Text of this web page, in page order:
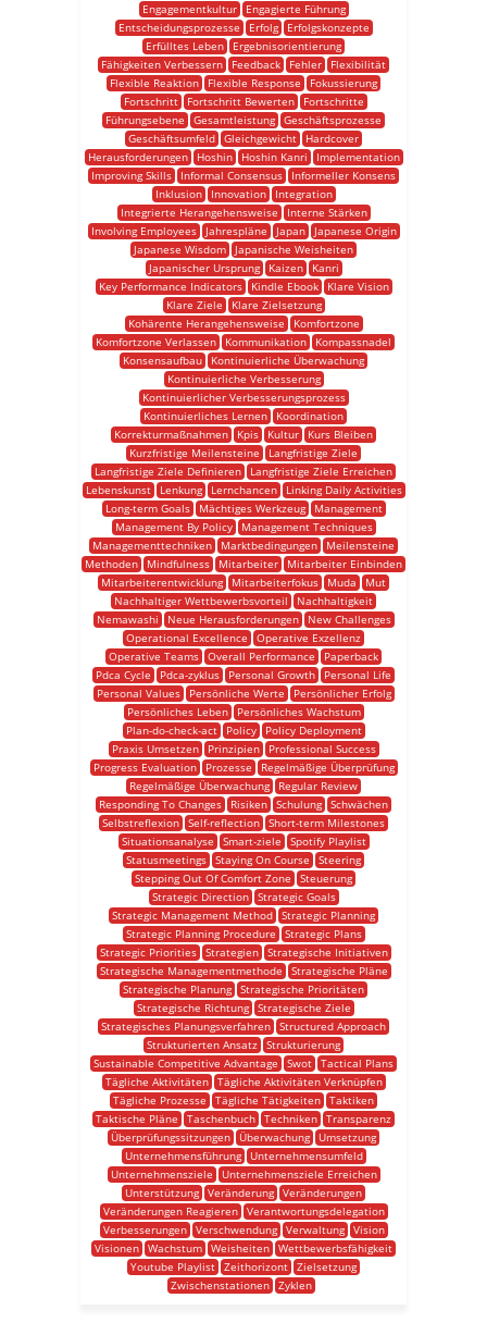
Engagementkultur
Engagierte Führung
Entscheidungsprozesse
Erfolg
Erfolgskonzepte
Erfülltes Leben
Ergebnisorientierung
Fähigkeiten Verbessern
Feedback Fehler
Flexibilität
Flexible Reaktion
Flexible Response
Fokussierung
Fortschritt
Fortschritt Bewerten
Fortschritte
Führungsebene
Gesamtleistung Geschäftsprozesse
Geschäftsumfeld Gleichgewicht
Hardcover
Herausforderungen
Hoshin Hoshin Kanri
Implementation
Improving Skills
Informal Consensus
Informeller Konsens
Inklusion
Innovation
Integration
Integrierte Herangehensweise
Interne Stärken
Involving Employees
Jahrespläne Japan
Japanese Origin
Japanese Wisdom
Japanische Weisheiten
Japanischer Ursprung
Kaizen
Kanri
Key Performance Indicators
Kindle Ebook
Klare Vision
Klare Ziele
Klare Zielsetzung
Kohärente Herangehensweise
Komfortzone
Komfortzone Verlassen
Kommunikation
Kompassnadel
Konsensaufbau
Kontinuierliche Überwachung
Kontinuierliche Verbesserung
Kontinuierlicher Verbesserungsprozess
Kontinuierliches Lernen
Koordination
Korrekturmaßnahmen
Kpis Kultur
Kurs Bleiben
Kurzfristige Meilensteine
Langfristige Ziele
Langfristige Ziele Definieren
Langfristige Ziele Erreichen
Lebenskunst
Lenkung Lernchancen
Linking Daily Activities
Long-term Goals
Mächtiges Werkzeug
Management
Management By Policy
Management Techniques
Managementtechniken
Marktbedingungen
Meilensteine
Methoden
Mindfulness Mitarbeiter
Mitarbeiter Einbinden
Mitarbeiterentwicklung
Mitarbeiterfokus Muda
Mut
Nachhaltiger Wettbewerbsvorteil
Nachhaltigkeit
Nemawashi
Neue Herausforderungen
New Challenges
Operational Excellence
Operative Exzellenz
Operative Teams Overall Performance
Paperback
Pdca Cycle
Pdca-zyklus Personal Growth
Personal Life
Personal Values
Persönliche Werte
Persönlicher Erfolg
Persönliches Leben
Persönliches Wachstum
Plan-do-check-act
Policy
Policy Deployment
Praxis Umsetzen
Prinzipien
Professional Success
Progress Evaluation
Prozesse
Regelmäßige Überprüfung
Regelmäßige Überwachung
Regular Review
Responding To Changes
Risiken Schulung Schwächen
Selbstreflexion Self-reflection Short-term Milestones
Situationsanalyse
Smart-ziele
Spotify Playlist
Statusmeetings Staying On Course
Steering
Stepping Out Of Comfort Zone
Steuerung
Strategic Direction
Strategic Goals
Strategic Management Method Strategic Planning
Strategic Planning Procedure
Strategic Plans
Strategic Priorities
Strategien
Strategische Initiativen
Strategische Managementmethode
Strategische Pläne
Strategische Planung Strategische Prioritäten
Strategische Richtung
Strategische Ziele
Strategisches Planungsverfahren Structured Approach
Strukturierten Ansatz Strukturierung
Sustainable Competitive Advantage
Swot Tactical Plans
Tägliche Aktivitäten
Tägliche Aktivitäten Verknüpfen
Tägliche Prozesse
Tägliche Tätigkeiten Taktiken
Taktische Pläne
Taschenbuch Techniken Transparenz
Überprüfungssitzungen
Überwachung
Umsetzung
Unternehmensführung
Unternehmensumfeld
Unternehmensziele
Unternehmensziele Erreichen
Unterstützung Veränderung Veränderungen
Veränderungen Reagieren
Verantwortungsdelegation
Verbesserungen
Verschwendung Verwaltung
Vision
Visionen Wachstum Weisheiten Wettbewerbsfähigkeit
Youtube Playlist Zeithorizont Zielsetzung
Zwischenstationen
Zyklen